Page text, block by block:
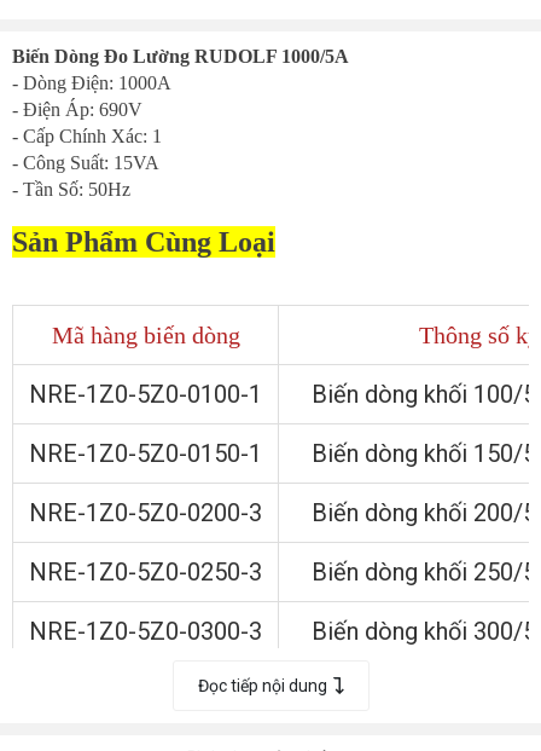
Biến Dòng Đo Lường RUDOLF 1000/5A
- Dòng Điện: 1000A
- Điện Áp: 690V
- Cấp Chính Xác: 1
- Công Suất: 15VA
- Tần Số: 50Hz
Sản Phẩm Cùng Loại
Mã hàng biến dòng Thông số
NRE-1Z0-5Z0-0100-1 Biến dòng khối 100/
NRE-1Z0-5Z0-0150-1 Biến dòng khối 150/
NRE-1Z0-5Z0-0200-3​ Biến dòng khối 200/
NRE-1Z0-5Z0-0250-3 Biến dòng khối 250/
NRE-1Z0-5Z0-0300-3 Biến dòng khối 300/
NRE-1Z0-5Z0-0400-3 Biến dòng khối 400/
Đọc tiếp nội dung